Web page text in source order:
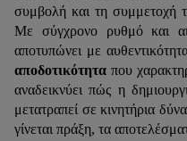
συμβολή και τη συμμετοχή
Με σύγχρονο ρυθμό και
αποτυπώνει με
αποδοτικότητα που
αναδεικνύει πώς η
μετατραπεί σε κινητήρια
γίνεται πράξη, τα